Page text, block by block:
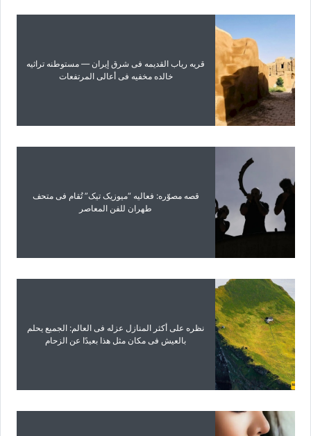
قریه ریاب القدیمه فی شرق إیران — مستوطنه تراثیه
خالده مخفیه فی أعالی المرتفعات
قصه مصوّره: فعالیه “میوزیک تیک” تُقام فی متحف
طهران للفن المعاصر
نظره على أکثر المنازل عزله فی العالم: الجمیع یحلم
بالعیش فی مکان مثل هذا بعیدًا عن الزحام